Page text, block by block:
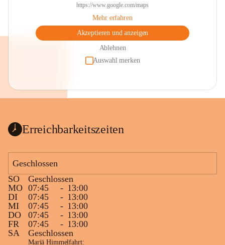
https://www.google.com/maps
Mehr erfahren
Akzeptieren und anzeigen
Ablehnen
Auswahl merken
Erreichbarkeitszeiten
Geschlossen
SO
Geschlossen
MO 07:45 - 13:00
DI
07:45 - 13:00
MI
07:45 - 13:00
DO
07:45 - 13:00
FR
07:45 - 13:00
SA
Geschlossen
Mariä Himmelfahrt: